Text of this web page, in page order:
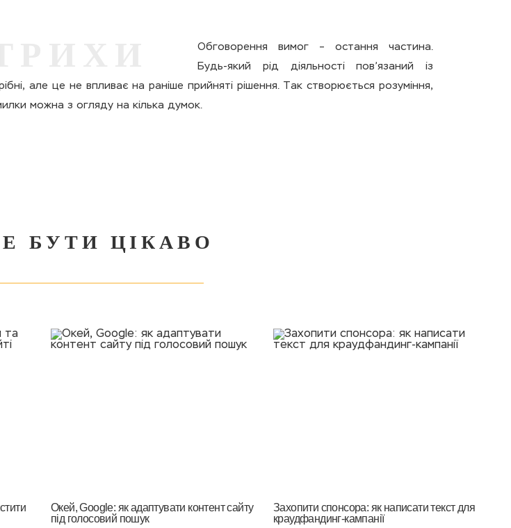
Обговорення вимог – остання частина.
Будь-який рід діяльності пов’язаний із
але це не впливає на раніше прийняті рішення. Так створюється розуміння,
можна з огляду на кілька думок.
БУТИ ЦІКАВО
Окей, Google: як адаптувати контент сайту
під голосовий пошук
Захопити спонсора: як написати текст для
краудфандинг-кампанії